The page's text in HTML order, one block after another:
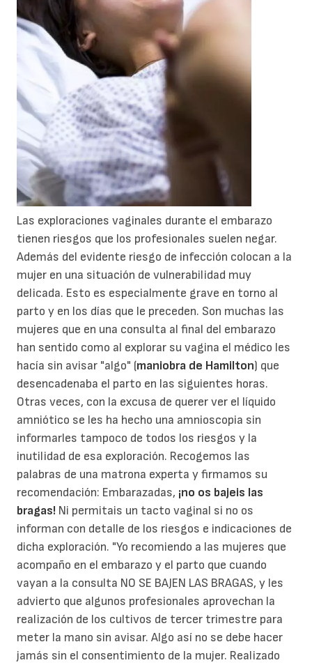
Las exploraciones vaginales durante el embarazo
tienen riesgos que los profesionales suelen negar.
Además del evidente riesgo de infección colocan a la
mujer en una situación de vulnerabilidad muy
delicada. Esto es especialmente grave en torno al
parto y en los días que le preceden. Son muchas las
mujeres que en una consulta al final del embarazo
han sentido como al explorar su vagina el médico les
hacía sin avisar "algo" (maniobra de Hamilton) que
desencadenaba el parto en las siguientes horas.
Otras veces, con la excusa de querer ver el líquido
amniótico se les ha hecho una amnioscopia sin
informarles tampoco de todos los riesgos y la
inutilidad de esa exploración. Recogemos las
palabras de una matrona experta y firmamos su
recomendación: Embarazadas, ¡no os bajeis las
bragas! Ni permitais un tacto vaginal si no os
informan con detalle de los riesgos e indicaciones de
dicha exploración. "Yo recomiendo a las mujeres que
acompaño en el embarazo y el parto que cuando
vayan a la consulta NO SE BAJEN LAS BRAGAS, y les
advierto que algunos profesionales aprovechan la
realización de los cultivos de tercer trimestre para
meter la mano sin avisar. Algo así no se debe hacer
jamás sin el consentimiento de la mujer. Realizado